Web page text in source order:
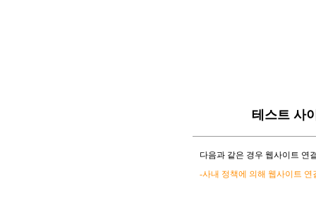
테스트 사
다음과 같은 경우 웹사이트 연
-사내 정책에 의해 웹사이트